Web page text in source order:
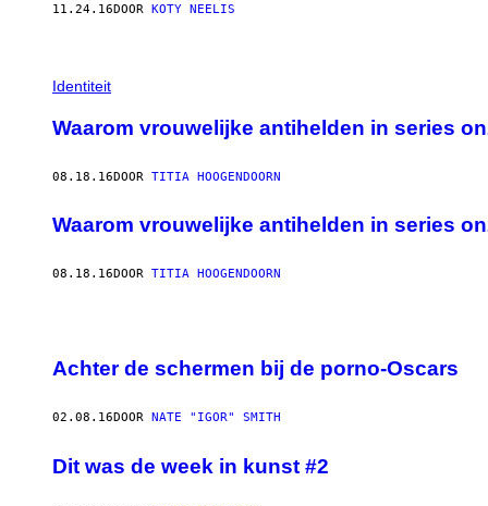
11.24.16DOOR KOTY NEELIS
Identiteit
Waarom vrouwelijke antihelden in series
08.18.16DOOR TITIA HOOGENDOORN
Waarom vrouwelijke antihelden in series
08.18.16DOOR TITIA HOOGENDOORN
Achter de schermen bij de porno-Oscars
02.08.16DOOR NATE "IGOR" SMITH
Dit was de week in kunst #2